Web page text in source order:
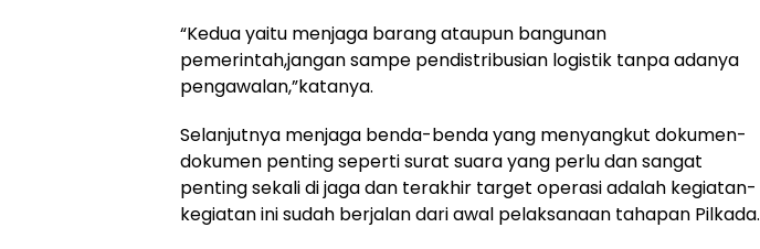
“Kedua yaitu menjaga barang ataupun bangunan
pemerintah,jangan sampe pendistribusian logistik tanpa adanya
pengawalan,”katanya.
Selanjutnya menjaga benda-benda yang menyangkut dokumen-
dokumen penting seperti surat suara yang perlu dan sangat
penting sekali di jaga dan terakhir target operasi adalah kegiatan-
kegiatan ini sudah berjalan dari awal pelaksanaan tahapan Pilkada.